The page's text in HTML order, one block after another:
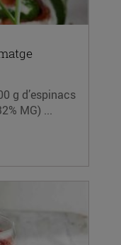
g d’espinacs
MG) ...